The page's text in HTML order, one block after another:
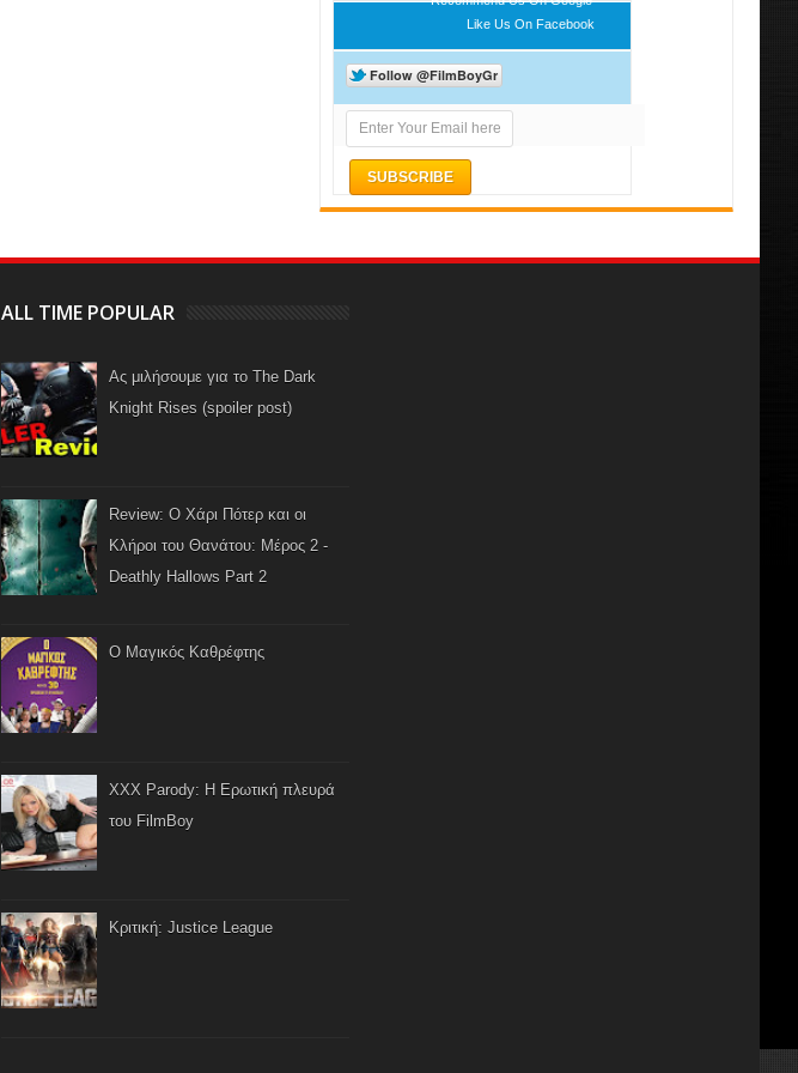
Like Us On Facebook
ALL TIME POPULAR
Ας μιλήσουμε για το The Dark
Knight Rises (spoiler post)
Review: Ο Χάρι Πότερ και οι
Κλήροι του Θανάτου: Μέρος 2 -
Deathly Hallows Part 2
Ο Μαγικός Καθρέφτης
XXX Parody: Η Ερωτική πλευρά
του FilmBoy
Κριτική: Justice League